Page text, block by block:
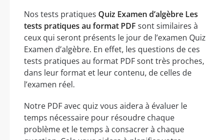
Nos tests pratiques Quiz Examen d’algèbre Les
tests pratiques au format PDF sont similaires à
ceux qui seront présents le jour de l’examen Quiz
Examen d’algèbre. En effet, les questions de ces
tests pratiques au format PDF sont très proches,
dans leur format et leur contenu, de celles de
l’examen réel.
Notre PDF avec quiz vous aidera à évaluer le
temps nécessaire pour résoudre chaque
problème et le temps à consacrer à chaque